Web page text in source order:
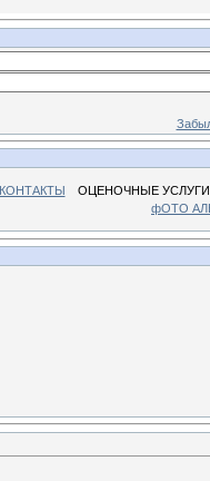
КОНТАКТЫ
ОЦЕНОЧНЫЕ УСЛУГИ
фОТО